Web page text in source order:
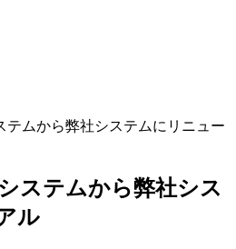
テムから弊社システムにリニュー
ステムから弊社シス
ル